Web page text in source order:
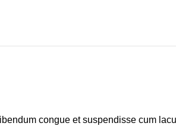
congue et suspendisse cum